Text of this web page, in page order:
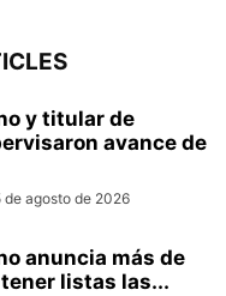
y titular de
avance de
de agosto de 2026
anuncia más de
listas las...